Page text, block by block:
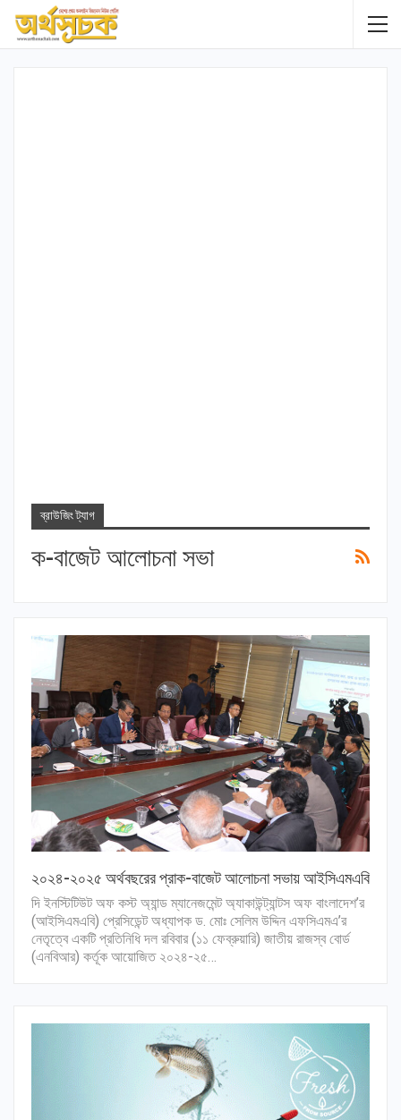
ব্রাউজিং ট্যাগ
ক-বাজেট আলোচনা সভা
২০২৪-২০২৫ অর্থবছরের প্রাক-বাজেট আলোচনা সভায় আইসিএমএবি
দি ইনস্টিটিউট অফ কস্ট অ্যান্ড ম্যানেজমেন্ট অ্যাকাউন্ট্যান্টস অফ বাংলাদেশ’র
(আইসিএমএবি) প্রেসিডেন্ট অধ্যাপক ড. মোঃ সেলিম উদ্দিন এফসিএমএ’র
নেতৃত্বে একটি প্রতিনিধি দল রবিবার (১১ ফেব্রুয়ারি) জাতীয় রাজস্ব বোর্ড
(এনবিআর) কর্তূক আয়োজিত ২০২৪-২৫…